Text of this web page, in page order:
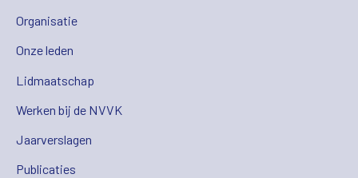
Organisatie
Onze leden
Lidmaatschap
Werken bij de NVVK
Jaarverslagen
Publicaties